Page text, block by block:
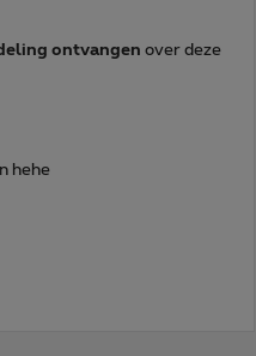
ontvangen over deze
hehe